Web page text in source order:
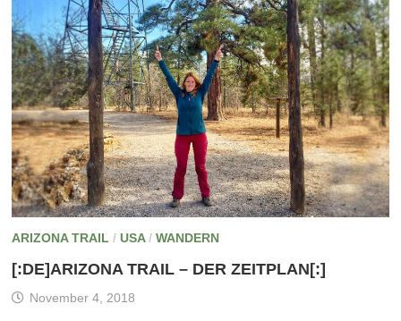
ARIZONA TRAIL / USA/ WANDERN
[:DE]ARIZONA TRAIL – DER ZEITPLAN[:]
November 4, 2018